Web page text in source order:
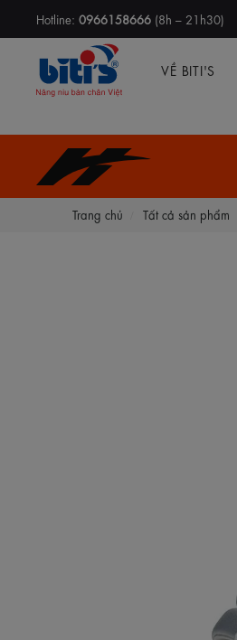
Hotline: 0966158666 (8h – 21h30)
VỀ BITI'S
Trang chủ Tất cả sản phẩm